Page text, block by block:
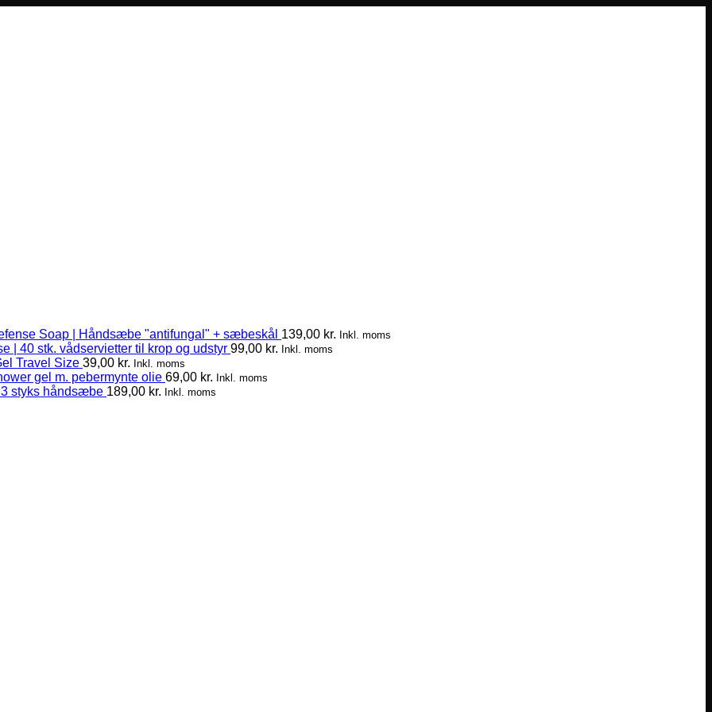
Soap | Håndsæbe "antifungal" + sæbeskål 139,00 kr. Inkl. moms
| 40 stk. vådservietter til krop og udstyr 99,00 kr. Inkl. moms
Travel Size 39,00 kr. Inkl. moms
gel m. pebermynte olie 69,00 kr. Inkl. moms
styks håndsæbe 189,00 kr. Inkl. moms